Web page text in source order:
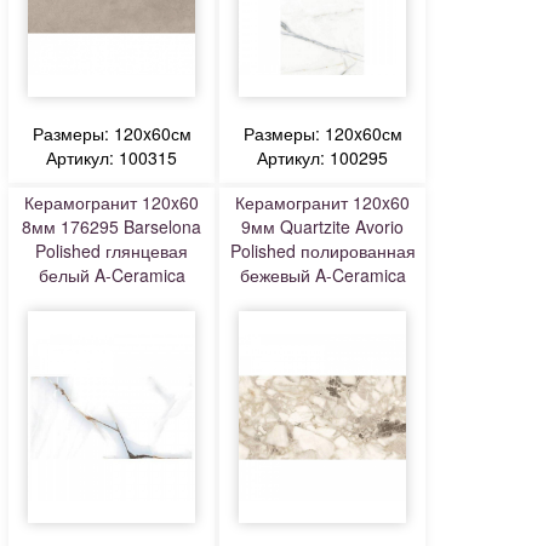
Размеры: 120x60см
Артикул: 100315
Размеры: 120x60см
Артикул: 100295
Керамогранит 120x60
8мм 176295 Barselona
Polished глянцевая
белый A-Ceramica
Керамогранит 120x60
9мм Quartzite Avorio
Polished полированная
бежевый A-Ceramica